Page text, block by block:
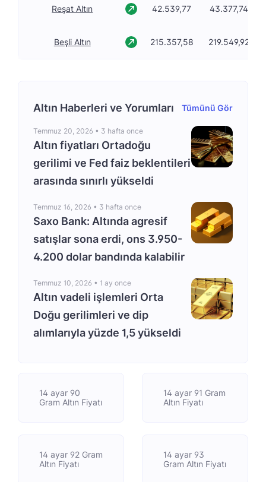
Reşat Altın 42.539,77 43.377,74
Beşli Altın 215.357,58 219.549,92
Altın Haberleri ve Yorumları Tümünü Gör
Temmuz 20, 2026 • 3 hafta once
Altın fiyatları Ortadoğu
gerilimi ve Fed faiz beklentileri
arasında sınırlı yükseldi
Temmuz 16, 2026 • 3 hafta once
Saxo Bank: Altında agresif
satışlar sona erdi, ons 3.950-
4.200 dolar bandında kalabilir
Temmuz 10, 2026 • 1 ay once
Altın vadeli işlemleri Orta
Doğu gerilimleri ve dip
alımlarıyla yüzde 1,5 yükseldi
14 ayar 90
Gram Altın Fiyatı
14 ayar 91 Gram
Altın Fiyatı
14 ayar 92 Gram
Altın Fiyatı
14 ayar 93
Gram Altın Fiyatı